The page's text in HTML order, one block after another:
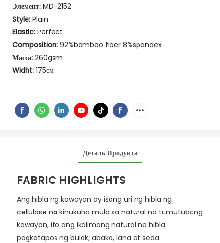
Элемент: MD-2152
Style: Plain
Elastic: Perfect
Composition: 92%bamboo fiber 8%spandex
Масса: 260gsm
Widht: 175см
Деталь Продукта
FABRIC HIGHLIGHTS
Ang hibla ng kawayan ay isang uri ng hibla ng
cellulose na kinukuha mula sa natural na tumutubong
kawayan, ito ang ikalimang natural na hibla
pagkatapos ng bulak, abaka, lana at seda.